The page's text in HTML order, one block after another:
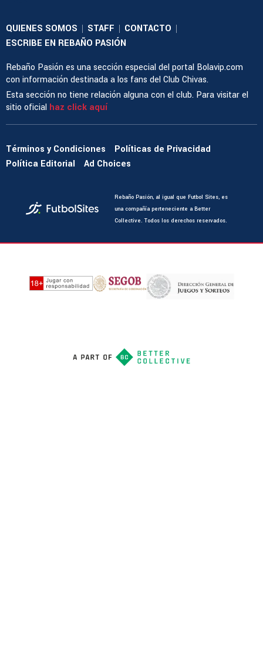
QUIENES SOMOS | STAFF | CONTACTO |
ESCRIBE EN REBAÑO PASIÓN
Rebaño Pasión es una sección especial del portal Bolavip.com
con información destinada a los fans del Club Chivas.
Esta sección no tiene relación alguna con el club. Para visitar el
sitio oficial haz click aquí
Términos y Condiciones
Políticas de Privacidad
Política Editorial
Ad Choices
Rebaño Pasión, al igual que Futbol Sites, es
una compañía perteneciente a Better
Collective. Todos los derechos reservados.